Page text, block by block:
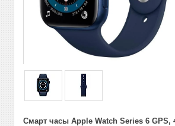
Смарт часы Apple Watch Series 6